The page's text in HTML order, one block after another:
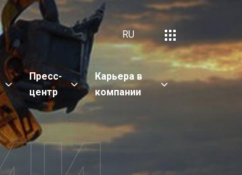
RU
Пресс-
центр
Карьера в
компании